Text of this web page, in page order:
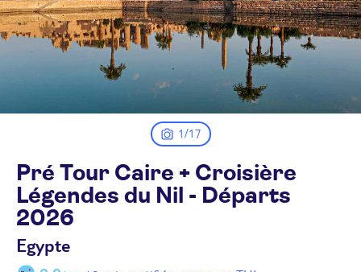
1/17
Pré Tour Caire + Croisière
Légendes du Nil - Départs
2026
Egypte